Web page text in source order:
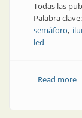
Todas las
Palabra clave:
semáforo
led
Read more